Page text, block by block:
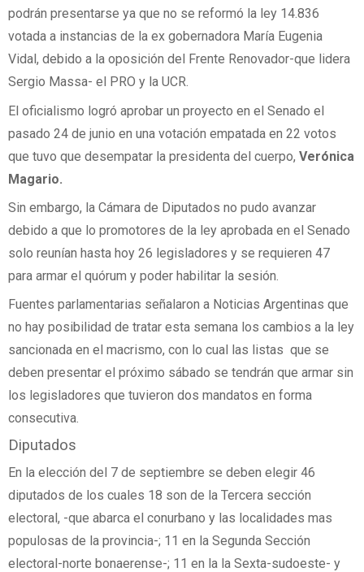
podrán presentarse ya que no se reformó la ley 14.836
votada a instancias de la ex gobernadora María Eugenia
Vidal, debido a la oposición del Frente Renovador-que lidera
Sergio Massa- el PRO y la UCR.
El oficialismo logró aprobar un proyecto en el Senado el
pasado 24 de junio en una votación empatada en 22 votos
que tuvo que desempatar la presidenta del cuerpo, Verónica
Magario.
Sin embargo, la Cámara de Diputados no pudo avanzar
debido a que lo promotores de la ley aprobada en el Senado
solo reunían hasta hoy 26 legisladores y se requieren 47
para armar el quórum y poder habilitar la sesión.
Fuentes parlamentarias señalaron a Noticias Argentinas que
no hay posibilidad de tratar esta semana los cambios a la ley
sancionada en el macrismo, con lo cual las listas que se
deben presentar el próximo sábado se tendrán que armar sin
los legisladores que tuvieron dos mandatos en forma
consecutiva.
Diputados
En la elección del 7 de septiembre se deben elegir 46
diputados de los cuales 18 son de la Tercera sección
electoral, -que abarca el conurbano y las localidades mas
populosas de la provincia-; 11 en la Segunda Sección
electoral-norte bonaerense-; 11 en la la Sexta-sudoeste- y